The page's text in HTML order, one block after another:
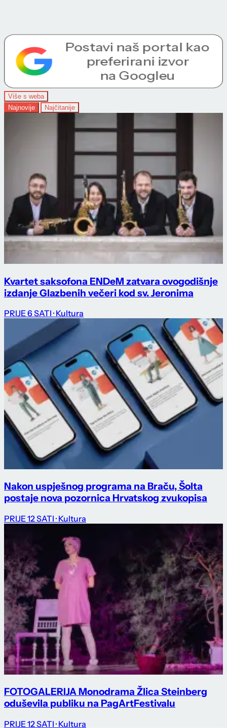
Više s weba
Najnovije
Najčitanije
Kvartet saksofona ENDeM zatvara ovogodišnje
izdanje Glazbenih večeri kod sv. Jeronima
PRIJE 6 SATI · Kultura
Nakon uspješnog programa na Braču, Šolta
postaje nova pozornica Hrvatskog zvukopisa
PRIJE 12 SATI · Kultura
FOTOGALERIJA Monodrama Žlica Steinberg
oduševila publiku na PagArtFestivalu
PRIJE 12 SATI · Kultura